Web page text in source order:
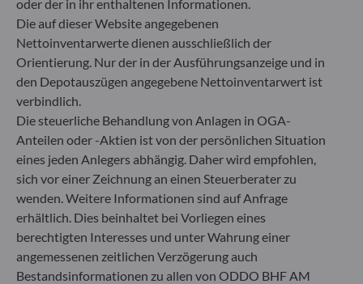
40217 Düsseldorf
Deutschland
+49 (0) 211 239 24 01
Gallusanlage 8
60329 Frankfurt am Main
Deutschland
+49 (0) 69 920 50 0
Von der Bundesanstalt für Finanzdienstleistungsaufsicht
(„BaFin“) zugelassene und beaufsichtigte
Fondsverwaltungsgesellschaft
Handelsregister : HRB 11971 Amtsgericht Düsseldorf
ODDO BHF Asset Management LUX
oder der in ihr enthaltenen Informationen.
Die auf dieser Website angegebenen
Nettoinventarwerte dienen ausschließlich der
Orientierung. Nur der in der Ausführungsanzeige und in
den Depotauszügen angegebene Nettoinventarwert ist
verbindlich.
Die steuerliche Behandlung von Anlagen in OGA-
Anteilen oder -Aktien ist von der persönlichen Situation
eines jeden Anlegers abhängig. Daher wird empfohlen,
sich vor einer Zeichnung an einen Steuerberater zu
wenden. Weitere Informationen sind auf Anfrage
erhältlich. Dies beinhaltet bei Vorliegen eines
berechtigten Interesses und unter Wahrung einer
angemessenen zeitlichen Verzögerung auch
Bestandsinformationen zu allen von ODDO BHF AM